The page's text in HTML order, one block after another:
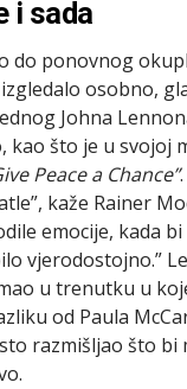
i sada
do ponovnog
osobno,
Johna
kao što je u svojoj
Peace a Chance”
kaže Rainer
emocije, kada
vjerodostojno.”
u trenutku u
od Paula
razmišljao što bi